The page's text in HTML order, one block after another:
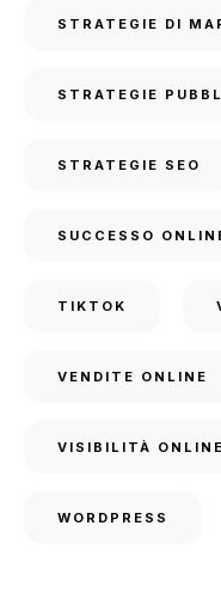
STRATEGIE DI
STRATEGIE
STRATEGIE SEO
SUCCESSO
TIKTOK
VENDITE ONLINE
VISIBILITÀ ONLINE
WORDPRESS